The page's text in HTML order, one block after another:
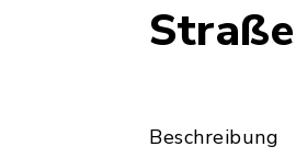
Beschreibung